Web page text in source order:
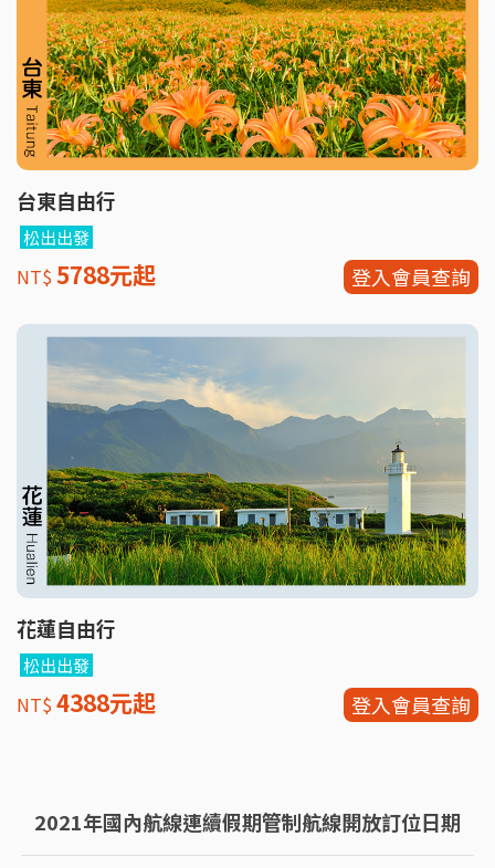
台東自由行
松出出發
NT$5788元起 登入會員查詢
花蓮自由行
松出出發
NT$4388元起 登入會員查詢
2021年國內航線連續假期管制航線開放訂位日期